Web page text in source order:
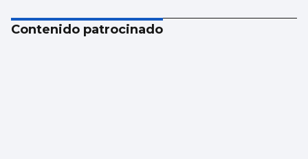
Contenido patrocinado